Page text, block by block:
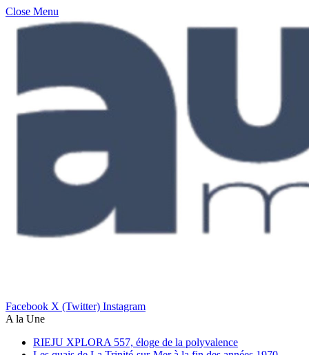
Close Menu
Facebook X (Twitter) Instagram
A la Une
RIEJU XPLORA 557, éloge de la polyvalence